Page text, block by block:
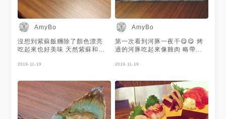
滾🍍#ㄩㄐ吃中山站 #ㄩㄐ吃居
酒屋#居酒屋 #中山美食 #台北
美食 #宵夜 #日式料理 #相機食
先 #食 #台灣美食 #台灣旅行 #
おいしい
AmyBo
沒想到紫蘇飯糰除了顏色漂亮
吃起來也好美味 天然紫蘇和紫
好紮實！ #日本料理 #居酒屋 #
2019-11-19
AmyBo
第一次看到河豚一夜干😋😋 烤
過的河豚吃起來像雞肉 略帶嚼
滋好好吃🐡🐡 #日本料理 #一夜
2019-11-19